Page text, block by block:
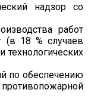
надзор со
работ
(в 18 % случаев
по обеспечению